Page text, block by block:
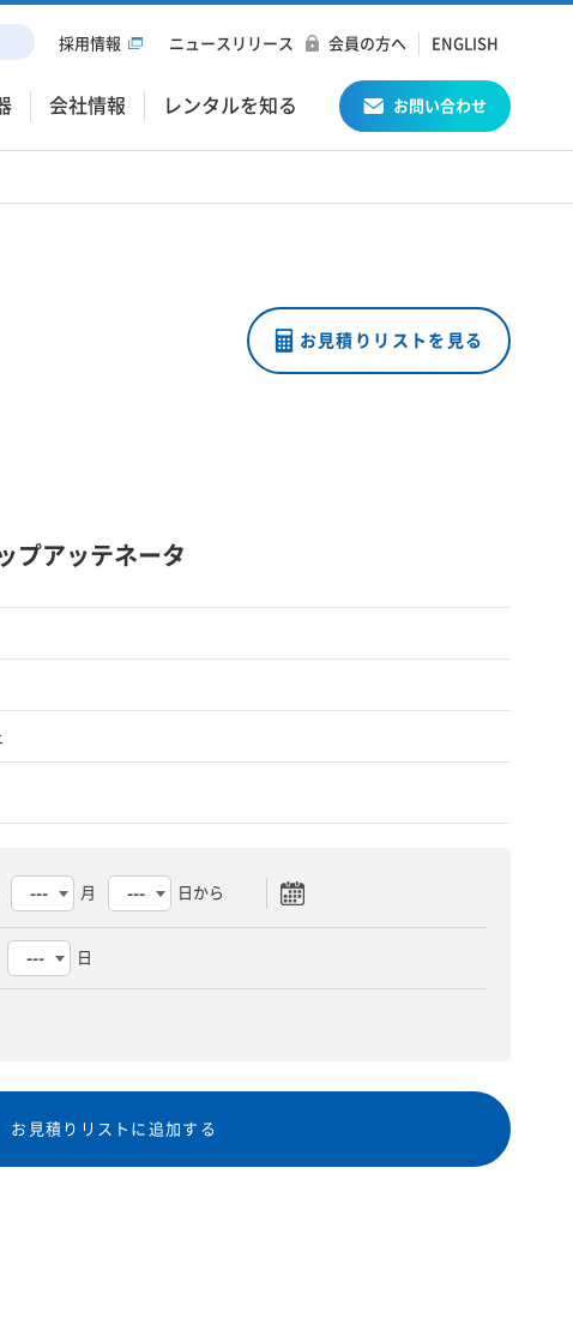
会社情報 レンタルを知る お問い合わせ
採用情報 ニュースリリース 会員の方へ ENGLISH
お見積りリストを見る
プアッテネータ
月 日から
日
お見積りリストに追加する